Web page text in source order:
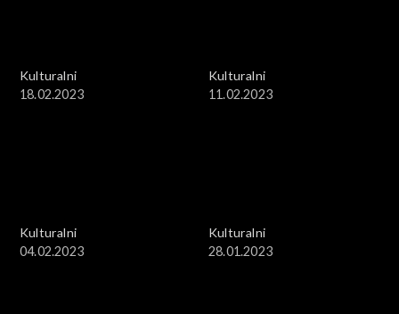
Kulturalni
18.02.2023
Kulturalni
11.02.2023
Kulturalni
04.02.2023
Kulturalni
28.01.2023